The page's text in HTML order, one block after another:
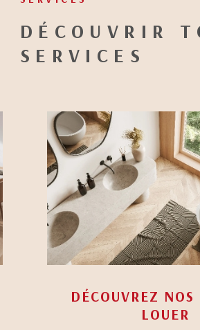
DÉCOUVRIR
SERVICES
DÉCOUVREZ
LOUER